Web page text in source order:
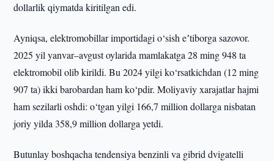
dollarlik qiymatda kiritilgan edi.
Ayniqsa, elektromobillar importidagi o‘sish eʼtiborga sazovor.
2025 yil yanvar–avgust oylarida mamlakatga 28 ming 948 ta
elektromobil olib kirildi. Bu 2024 yilgi ko‘rsatkichdan (12 ming
907 ta) ikki barobardan ham ko‘pdir. Moliyaviy xarajatlar hajmi
ham sezilarli oshdi: o‘tgan yilgi 166,7 million dollarga nisbatan
joriy yilda 358,9 million dollarga yetdi.
Butunlay boshqacha tendensiya benzinli va gibrid dvigatelli